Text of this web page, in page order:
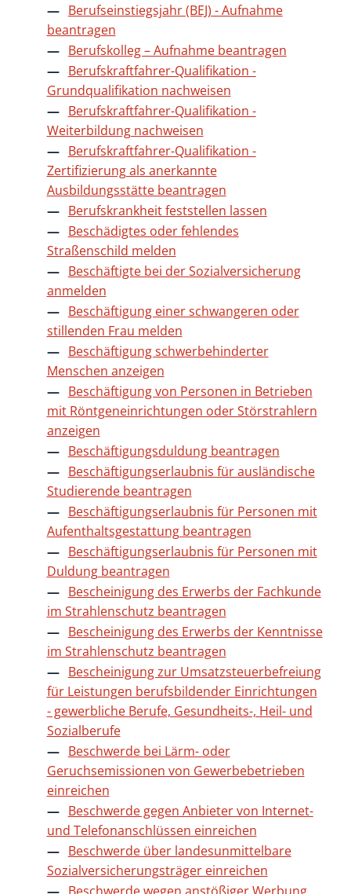
Berufseinstiegsjahr (BEJ) - Aufnahme
beantragen
Berufskolleg – Aufnahme beantragen
Berufskraftfahrer-Qualifikation -
Grundqualifikation nachweisen
Berufskraftfahrer-Qualifikation -
Weiterbildung nachweisen
Berufskraftfahrer-Qualifikation -
Zertifizierung als anerkannte
Ausbildungsstätte beantragen
Berufskrankheit feststellen lassen
Beschädigtes oder fehlendes
Straßenschild melden
Beschäftigte bei der Sozialversicherung
anmelden
Beschäftigung einer schwangeren oder
stillenden Frau melden
Beschäftigung schwerbehinderter
Menschen anzeigen
Beschäftigung von Personen in Betrieben
mit Röntgeneinrichtungen oder Störstrahlern
anzeigen
Beschäftigungsduldung beantragen
Beschäftigungserlaubnis für ausländische
Studierende beantragen
Beschäftigungserlaubnis für Personen mit
Aufenthaltsgestattung beantragen
Beschäftigungserlaubnis für Personen mit
Duldung beantragen
Bescheinigung des Erwerbs der Fachkunde
im Strahlenschutz beantragen
Bescheinigung des Erwerbs der Kenntnisse
im Strahlenschutz beantragen
Bescheinigung zur Umsatzsteuerbefreiung
für Leistungen berufsbildender Einrichtungen
- gewerbliche Berufe, Gesundheits-, Heil- und
Sozialberufe
Beschwerde bei Lärm- oder
Geruchsemissionen von Gewerbebetrieben
einreichen
Beschwerde gegen Anbieter von Internet-
und Telefonanschlüssen einreichen
Beschwerde über landesunmittelbare
Sozialversicherungsträger einreichen